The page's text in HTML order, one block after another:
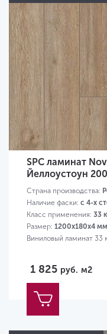
SPC ламинат
Йеллоустоун
Страна производства:
Наличие фаски: с 4-х
Класс применения: 33
Размер: 1200х180х4 мм
Виниловый ламинат 33
1 825 руб. м2